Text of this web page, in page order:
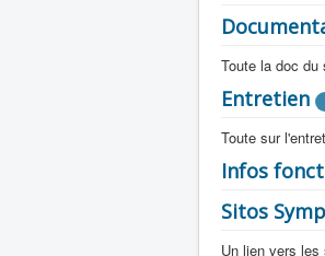
Toute la doc du
Revue
Tous les
Toute la doc
Entretien
Toute sur
Infos
Sitos
Un lien vers